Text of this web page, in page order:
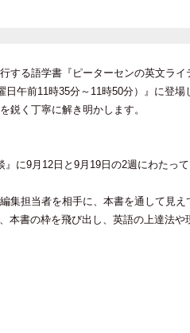
る語学書『ピーターセンの英文ライ
午前11時35分～11時50分）』に登
鋭く丁寧に解き明かします。
に9月12日と9月19日の2週にわたっ
集担当者を相手に、本書を通して見え
本書の枠を飛び出し、英語の上達法